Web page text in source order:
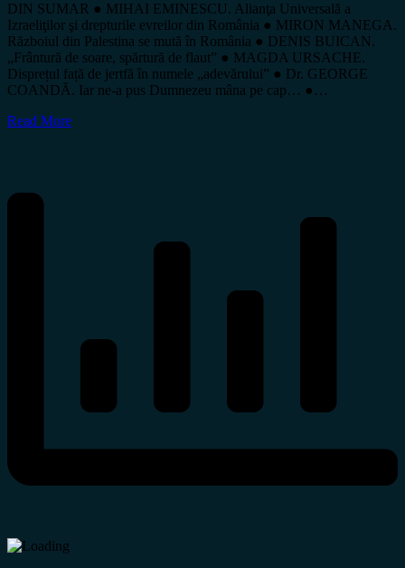
DIN SUMAR ● MIHAI EMINESCU. Alianţa Universală a
Izraeliţilor şi drepturile evreilor din România ● MIRON MANEGA.
Războiul din Palestina se mută în România ● DENIS BUICAN.
„Frântură de soare, spărtură de flaut” ● MAGDA URSACHE.
Disprețul față de jertfă în numele „adevărului” ● Dr. GEORGE
COANDĂ. Iar ne-a pus Dumnezeu mâna pe cap… ●…
Read More